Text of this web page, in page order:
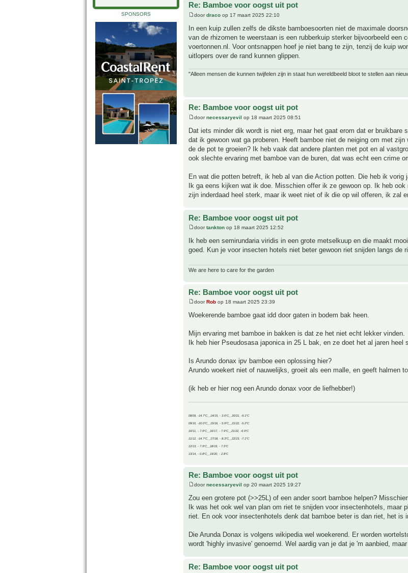
SPONSORS
Re: Bamboe voor oogst uit pot
doordraco op 17 maart 2025 22:10
In een kuip zullen zelfs de dikste bamboesoorten niet de maximale
van de rhizomen te weerstaan is een rubberkuip sterker bijvoorbeeld een
voertonnen.nl. Voor ontsnappen hoef je niet bang te zijn, tenzij de kuip
uitlopers over de rand kunnen glippen.
"Alleen mensen die kunnen twijfelen zijn in staat hun wereldbeeld bloot te stellen aan
Re: Bamboe voor oogst uit pot
doornecessaryevil op 18 maart 2025 08:51
Dat iets minder dik wordt is niet erg, maar het gaat erom dat er bruikbare
dat ik gewoon wat ga proberen. Heeft bamboe niet de neiging om met
de de pot te groeien? Ik heb vaak dat andere planten met pot en al
ook slechte ervaring met bamboe van de buren, dat was echt een crime
En wat die potten betreft, ik heb al van die Action potten. Die heb ik vorig
Ik ga eens kijken wat ik doe. Misschien offer ik ze gewoon op. Ik heb ook
zijn inderdaad heel sterk, maar ik weet niet of ik die op wil offeren, ik zal
Re: Bamboe voor oogst uit pot
doortankton op 18 maart 2025 12:52
Ik heb een semirundaria viridis in een grote metselkuup en die maakt
goed. Kun je voor insecten hotels niet beter gewoon riet snijden langs de
We are here to care for the garden
Re: Bamboe voor oogst uit pot
doorRob op 18 maart 2025 23:39
Woekerende bamboe gaat idd door gaten in bodem bak heen.
Mijn ervaring met bamboe in bakken is dat ze het niet echt lekker vinden.
Ik heb hier Pseudosasa japonica in 25 L bak, en ze doet het al jaren heel
Is Arundo donax ipv bamboe een oplossing hier?
Arundo woekert niet of nauwelijks, groeit als een malle, en geeft halmen
(ik heb er hier nog een Arundo donax voor de liefhebber!)
08/09, -14.7°C__14/15, - 3.6°C__20/21, -9.1°C
09/10, -10.0°C__15/16, - 5.9°C__21/22, -5.2°C
10/11, - 7.9°C__16/17, - 7.9°C__21/22, -6.9°C
11/12, -14.7°C__17/18, - 8.3°C__22/23, -7.1°C
12/13, - 7.9°C__18/19, - 7.5°C
13/14, - 0.8°C__19/20, - 2.8°C
Re: Bamboe voor oogst uit pot
doornecessaryevil op 20 maart 2025 19:27
Zou een grotere pot (>>25L) of een ander soort bamboe helpen?
Ik was het ook wel van plan om riet te snijden voor insectenhotels, maar
riet. En ook voor insectenhotels denk dat bamboe beter is dan riet, het is
Die Arunda Donax is volgens wikipedia wel woekerend. Er worden
wordt 'highly invasive' genoemd. Wel aardig van je dat je 'm aanbied,
Re: Bamboe voor oogst uit pot